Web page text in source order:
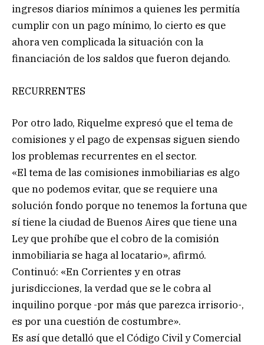
ingresos diarios mínimos a quienes les permitía
cumplir con un pago mínimo, lo cierto es que
ahora ven complicada la situación con la
financiación de los saldos que fueron dejando.
RECURRENTES
Por otro lado, Riquelme expresó que el tema de
comisiones y el pago de expensas siguen siendo
los problemas recurrentes en el sector.
«El tema de las comisiones inmobiliarias es algo
que no podemos evitar, que se requiere una
solución fondo porque no tenemos la fortuna que
sí tiene la ciudad de Buenos Aires que tiene una
Ley que prohíbe que el cobro de la comisión
inmobiliaria se haga al locatario», afirmó.
Continuó: «En Corrientes y en otras
jurisdicciones, la verdad que se le cobra al
inquilino porque -por más que parezca irrisorio-,
es por una cuestión de costumbre».
Es así que detalló que el Código Civil y Comercial